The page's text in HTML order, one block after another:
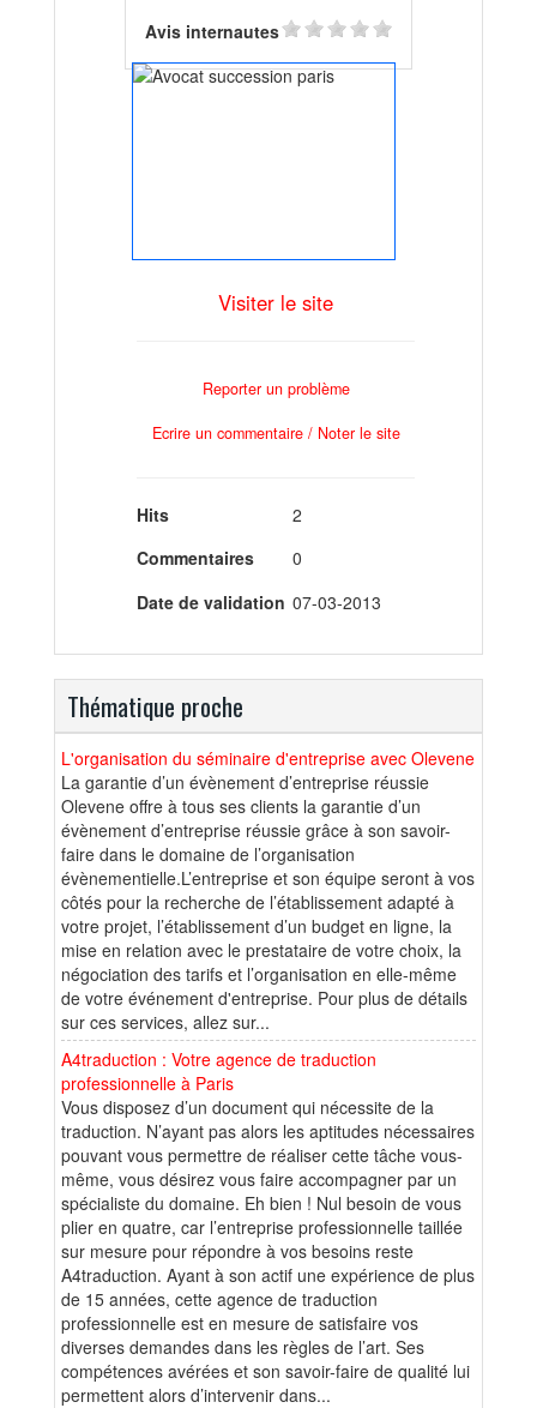
Avis internautes
Visiter le site
Reporter un problème
Ecrire un commentaire / Noter le site
Hits
2
Commentaires
0
Date de validation 07-03-2013
Thématique proche
L'organisation du séminaire d'entreprise avec Olevene
La garantie d’un évènement d’entreprise réussie
Olevene offre à tous ses clients la garantie d’un
évènement d’entreprise réussie grâce à son savoir-
faire dans le domaine de l’organisation
évènementielle.L’entreprise et son équipe seront à vos
côtés pour la recherche de l’établissement adapté à
votre projet, l’établissement d’un budget en ligne, la
mise en relation avec le prestataire de votre choix, la
négociation des tarifs et l’organisation en elle-même
de votre événement d'entreprise. Pour plus de détails
sur ces services, allez sur...
A4traduction : Votre agence de traduction
professionnelle à Paris
Vous disposez d’un document qui nécessite de la
traduction. N’ayant pas alors les aptitudes nécessaires
pouvant vous permettre de réaliser cette tâche vous-
même, vous désirez vous faire accompagner par un
spécialiste du domaine. Eh bien ! Nul besoin de vous
plier en quatre, car l’entreprise professionnelle taillée
sur mesure pour répondre à vos besoins reste
A4traduction. Ayant à son actif une expérience de plus
de 15 années, cette agence de traduction
professionnelle est en mesure de satisfaire vos
diverses demandes dans les règles de l’art. Ses
compétences avérées et son savoir-faire de qualité lui
permettent alors d’intervenir dans...